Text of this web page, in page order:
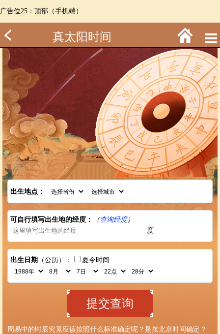
广告位25：顶部（手机端）
真太阳时间
出生地点：
可自行填写出生地的经度： （查询经度）
度
出生日期 （公历）： 夏令时间
周易中的时辰究竟应该按照什么标准确定呢？是按北京时间确定？